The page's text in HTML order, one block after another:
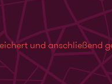
und anschließend